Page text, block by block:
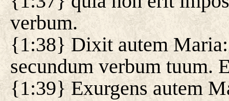
verbum.
{1:38} Dixit autem
secundum verbum tuum.
{1:39} Exurgens autem